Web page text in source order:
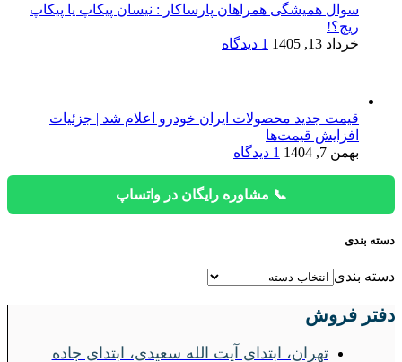
سوال همیشگی همراهان پارساکار : نیسان پیکاپ یا پیکاپ
ریچ؟!
خرداد 13, 1405
1 دیدگاه
قیمت جدید محصولات ایران خودرو اعلام شد | جزئیات
افزایش قیمت‌ها
بهمن 7, 1404
1 دیدگاه
📞 مشاوره رایگان در واتساپ
دسته بندی
دسته بندی
دفتر فروش
تهران، ابتدای آیت الله سعیدی، ابتدای جاده